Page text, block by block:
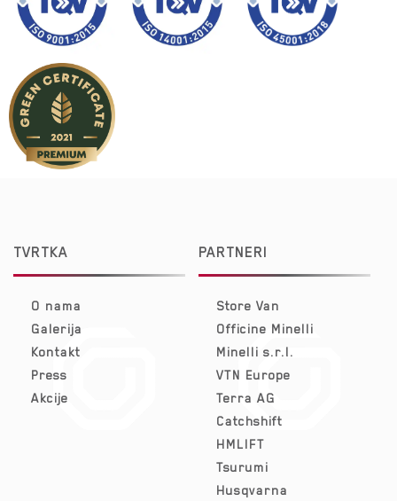
TVRTKA
O nama
Galerija
Kontakt
Press
Akcije
PARTNERI
Store Van
Officine Minelli
Minelli s.r.l.
VTN Europe
Terra AG
Catchshift
HMLIFT
Tsurumi
Husqvarna